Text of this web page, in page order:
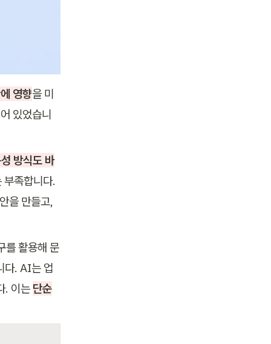
영향을 미
있었습니
방식도 바
부족합니다.
을 만들고,
를 활용해 문
다. AI는 업
. 이는 단순